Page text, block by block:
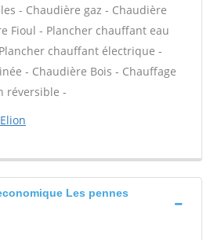
- Chaudière gaz - Chaudière
Fioul - Plancher chauffant eau
chauffant électrique -
- Chaudière Bois - Chauffage
réversible -
Elion
Les pennes